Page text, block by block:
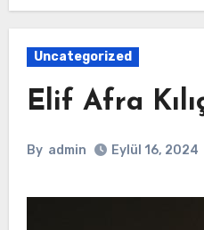
Uncategorized
Elif Afra
By admin Eylül 16, 2024